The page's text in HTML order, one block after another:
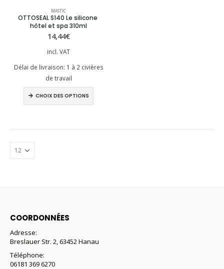
produit
a
plusieurs
variations.
options
peuvent
être
choisies
la
MASTIC
OTTOSEAL S140 Le silicone
hôtel et spa 310ml
14,44€
incl. VAT
Délai de livraison: 1 à 2 civières
de travail
CHOIX DES OPTIONS
produit
produit
COORDONNÉES
Adresse:
Breslauer Str. 2, 63452 Hanau
Téléphone:
06181 369 6270